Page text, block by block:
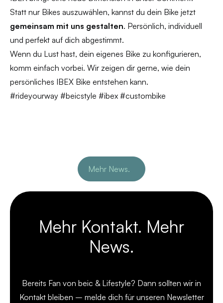
Statt nur Bikes auszuwählen, kannst du dein Bike jetzt
gemeinsam mit uns gestalten. Persönlich, individuell
und perfekt auf dich abgestimmt.
Wenn du Lust hast, dein eigenes Bike zu konfigurieren,
komm einfach vorbei. Wir zeigen dir gerne, wie dein
persönliches IBEX Bike entstehen kann.
#rideyourway #beicstyle #ibex #custombike
Mehr News.
Mehr Kontakt. Mehr
News.
Bereits Fan von beic & Lifestyle? Dann sollten wir in
Kontakt bleiben – melde dich für unseren Newsletter